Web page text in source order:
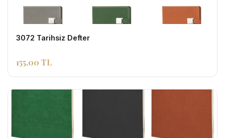
3072 Tarihsiz Defter
155,00 TL